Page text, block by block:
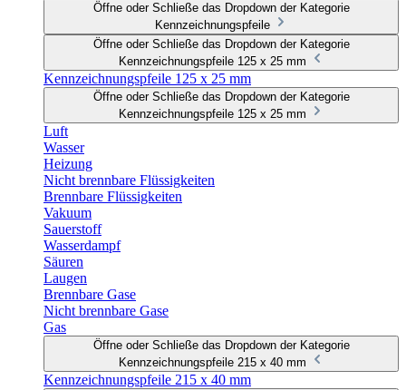
Öffne oder Schließe das Dropdown der Kategorie
Kennzeichnungspfeile
Öffne oder Schließe das Dropdown der Kategorie
Kennzeichnungspfeile 125 x 25 mm
Kennzeichnungspfeile 125 x 25 mm
Öffne oder Schließe das Dropdown der Kategorie
Kennzeichnungspfeile 125 x 25 mm
Luft
Wasser
Heizung
Nicht brennbare Flüssigkeiten
Brennbare Flüssigkeiten
Vakuum
Sauerstoff
Wasserdampf
Säuren
Laugen
Brennbare Gase
Nicht brennbare Gase
Gas
Öffne oder Schließe das Dropdown der Kategorie
Kennzeichnungspfeile 215 x 40 mm
Kennzeichnungspfeile 215 x 40 mm